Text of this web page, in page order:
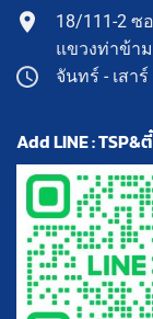
18/111-2 ซ
แขวงท่าข้า
จันทร์ - เสา
Add LINE :